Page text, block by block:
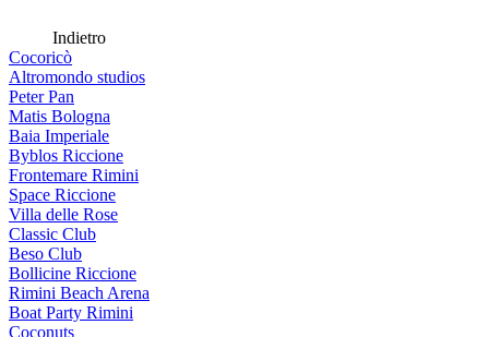
Indietro
Cocoricò
Altromondo studios
Peter Pan
Matis Bologna
Baia Imperiale
Byblos Riccione
Frontemare Rimini
Space Riccione
Villa delle Rose
Classic Club
Beso Club
Bollicine Riccione
Rimini Beach Arena
Boat Party Rimini
Coconuts